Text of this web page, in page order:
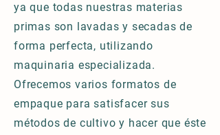
ya que todas nuestras materias
primas son lavadas y secadas de
forma perfecta, utilizando
maquinaria especializada.
Ofrecemos varios formatos de
empaque para satisfacer sus
métodos de cultivo y hacer que éste